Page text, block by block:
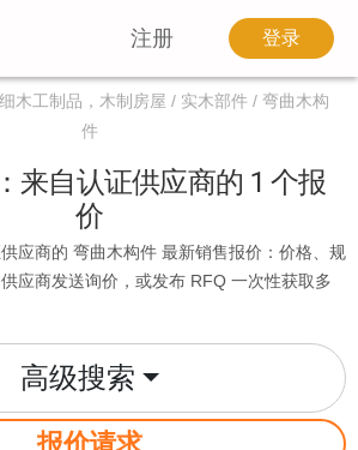
注册 登录
木工制品，木制房屋 实木部件
弯曲木构
件
来自认证供应商的 1 个报
价
应商的 弯曲木构件 最新销售报价：价格、规
应商发送询价，或发布 RFQ 一次性获取多
高级搜索
报价请求